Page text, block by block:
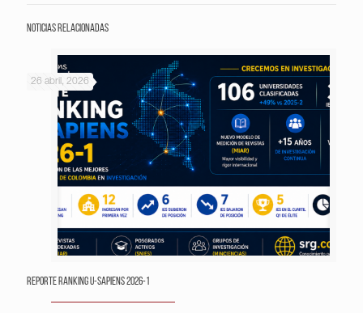
Noticias relacionadas
26 abril, 2026
Reporte Ranking U-Sapiens 2026-1